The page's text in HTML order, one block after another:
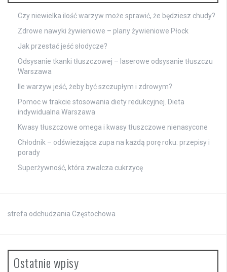
Czy niewielka ilość warzyw może sprawić, że będziesz chudy?
Zdrowe nawyki żywieniowe – plany żywieniowe Płock
Jak przestać jeść słodycze?
Odsysanie tkanki tłuszczowej – laserowe odsysanie tłuszczu
Warszawa
Ile warzyw jeść, żeby być szczupłym i zdrowym?
Pomoc w trakcie stosowania diety redukcyjnej. Dieta
indywidualna Warszawa
Kwasy tłuszczowe omega i kwasy tłuszczowe nienasycone
Chłodnik – odświeżająca zupa na każdą porę roku: przepisy i
porady
Superżywność, która zwalcza cukrzycę
strefa odchudzania Częstochowa
Ostatnie wpisy